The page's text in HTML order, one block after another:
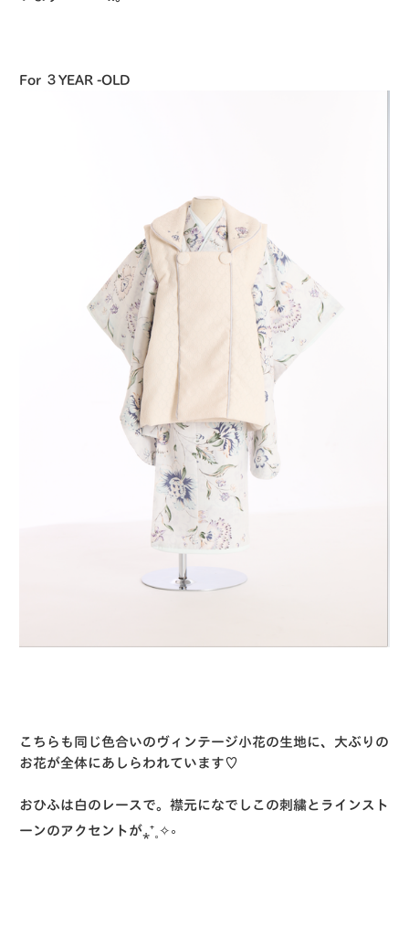
For ３YEAR -OLD
こちらも同じ色合いのヴィンテージ小花の生地に、大ぶりの
お花が全体にあしらわれています♡
おひふは白のレースで。襟元になでしこの刺繍とラインスト
ーンのアクセントが⁎⁺˳✧༚